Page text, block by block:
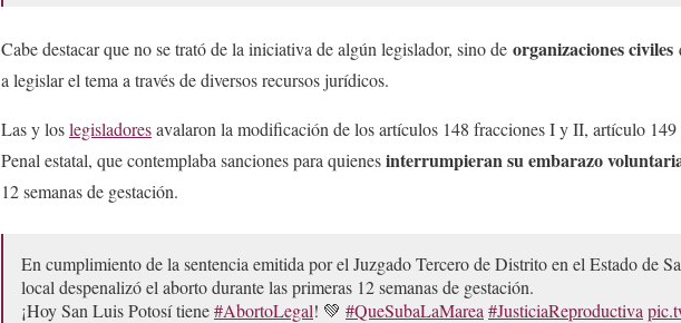
Cabe destacar que no se trató de la iniciativa de algún legislador, sino de organizaciones civiles
a legislar el tema a través de diversos recursos jurídicos.
Las y loslegisladoresavalaron la modificación de los artículos 148 fracciones I y II, artículo
Penal estatal, que contemplaba sanciones para quienesinterrumpieran su embarazo
12 semanas de gestación.
En cumplimiento de la sentencia emitida por el Juzgado Tercero de Distrito en el Estado de
local despenalizó el aborto durante las primeras 12 semanas de gestación.
¡Hoy San Luis Potosí tiene#AbortoLegal! 💚 #QueSubaLaMarea #JusticiaReproductiva